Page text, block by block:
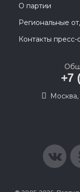
О партии
Региональные
Контакты
+7
Москва,